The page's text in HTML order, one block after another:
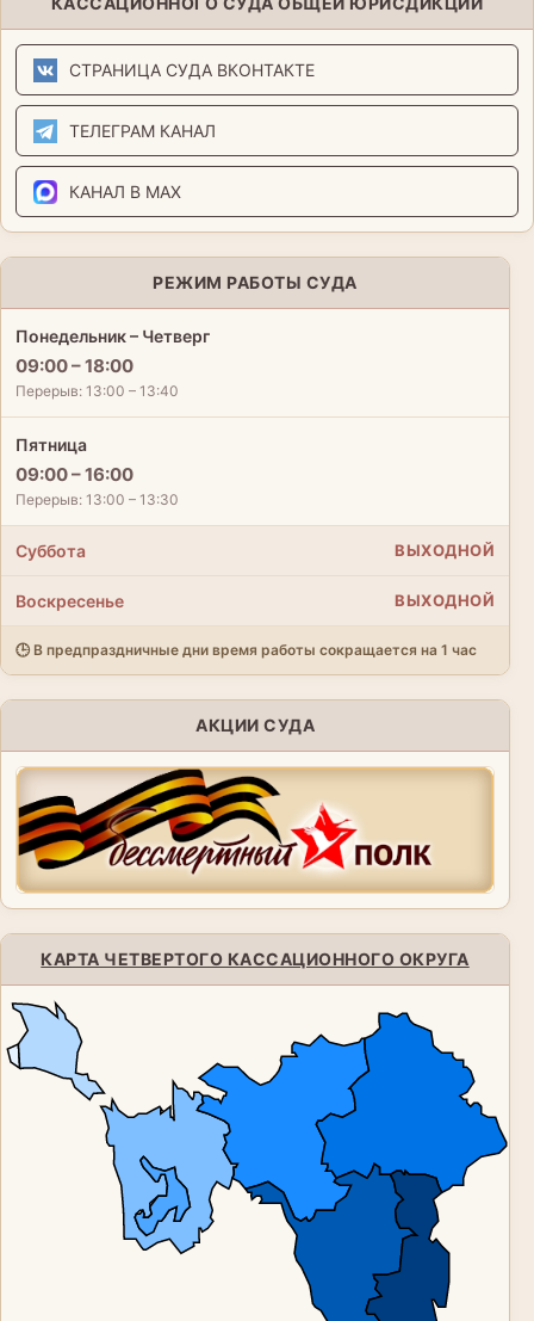
СТРАНИЦА СУДА ВКОНТАКТЕ
ТЕЛЕГРАМ КАНАЛ
КАНАЛ В MAX
РЕЖИМ РАБОТЫ СУДА
Понедельник – Четверг
09:00 – 18:00
Перерыв: 13:00 – 13:40
Пятница
09:00 – 16:00
Перерыв: 13:00 – 13:30
Суббота ВЫХОДНОЙ
Воскресенье ВЫХОДНОЙ
🕒 В предпраздничные дни время работы сокращается на 1 час
АКЦИИ СУДА
КАРТА ЧЕТВЕРТОГО КАССАЦИОННОГО ОКРУГА